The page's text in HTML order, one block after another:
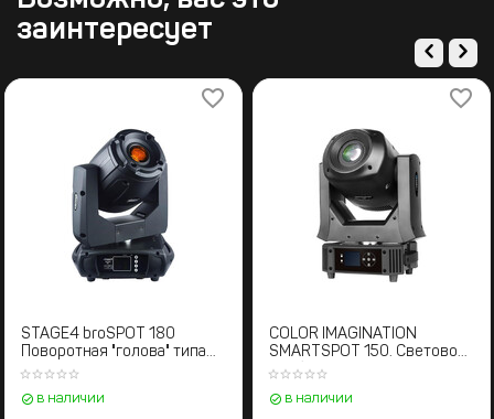
заинтересует
STAGE4 broSPOT 180
Поворотная "голова" типа
SPOT / LED
в наличии
COLOR IMAGINATION
SMARTSPOT 150. Световой
прибор с полным
в наличии